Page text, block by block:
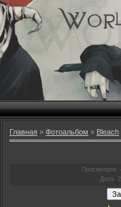
Главная » Фотоальбом » Bleach
Просмотров :
Дата :